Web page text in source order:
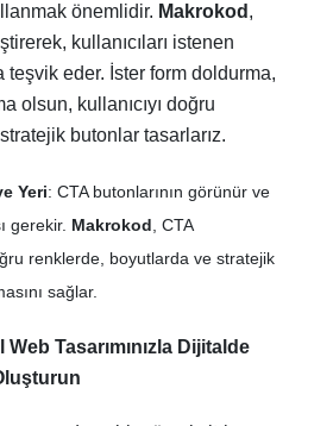
önemlidir. Makrokod ,
kullanıcıları istenen
teşvik eder. İster form doldurma,
olsun, kullanıcıyı doğru
butonlar tasarlarız.
Yeri: CTA butonlarının görünür ve
gerekir. Makrokod , CTA
renklerde, boyutlarda ve stratejik
sağlar.
Tasarımınızla Dijitalde